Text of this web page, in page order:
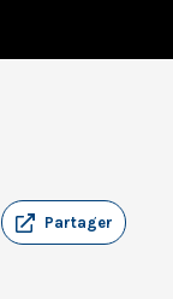
Partager